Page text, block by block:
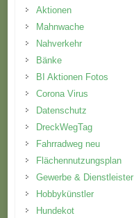
Aktionen
Mahnwache
Nahverkehr
Bänke
BI Aktionen Fotos
Corona Virus
Datenschutz
DreckWegTag
Fahrradweg neu
Flächennutzungsplan
Gewerbe & Dienstleister
Hobbykünstler
Hundekot